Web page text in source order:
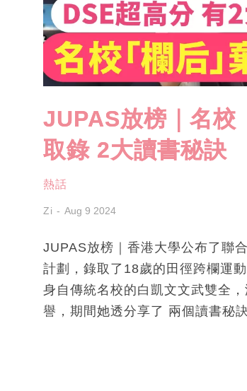
JUPAS放榜｜名校
取錄 2大讀書秘訣
熱話
Zi Aug 9 2024
JUPAS放榜｜香港大學公布了聯
計劃，錄取了18歲的田徑跨欄運
身自傳統名校的白凱文文武雙全
譽，期間她透分享了 兩個讀書秘訣